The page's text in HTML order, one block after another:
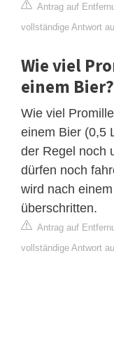
Antrag auf
vollständige Antwort
Wie viel
einem Bier?
Wie viel
einem Bier (0,5
der Regel noch
dürfen noch
wird nach
überschritten.
Antrag auf
vollständige Antwort